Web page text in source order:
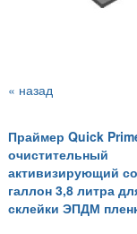
« назад
Праймер Quick
очистительный
активизирующий
галлон 3,8 литра
склейки ЭПДМ